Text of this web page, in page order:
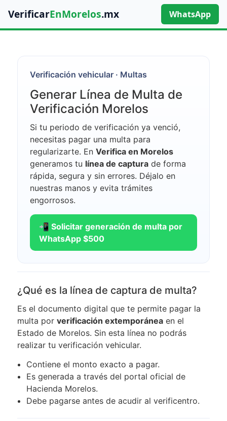
VerificarEnMorelos.mx WhatsApp
Verificación vehicular · Multas
Generar Línea de Multa de
Verificación Morelos
Si tu periodo de verificación ya venció,
necesitas pagar una multa para
regularizarte. En Verifica en Morelos
generamos tu línea de captura de forma
rápida, segura y sin errores. Déjalo en
nuestras manos y evita trámites
engorrosos.
📲 Solicitar generación de multa por
WhatsApp $500
¿Qué es la línea de captura de multa?
Es el documento digital que te permite pagar la
multa por verificación extemporánea en el
Estado de Morelos. Sin esta línea no podrás
realizar tu verificación vehicular.
Contiene el monto exacto a pagar.
Es generada a través del portal oficial de
Hacienda Morelos.
Debe pagarse antes de acudir al verificentro.